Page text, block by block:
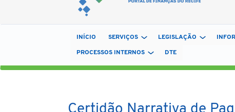
INÍCIO SERVIÇOS LEGISLAÇÃO
PROCESSOS INTERNOS DTE